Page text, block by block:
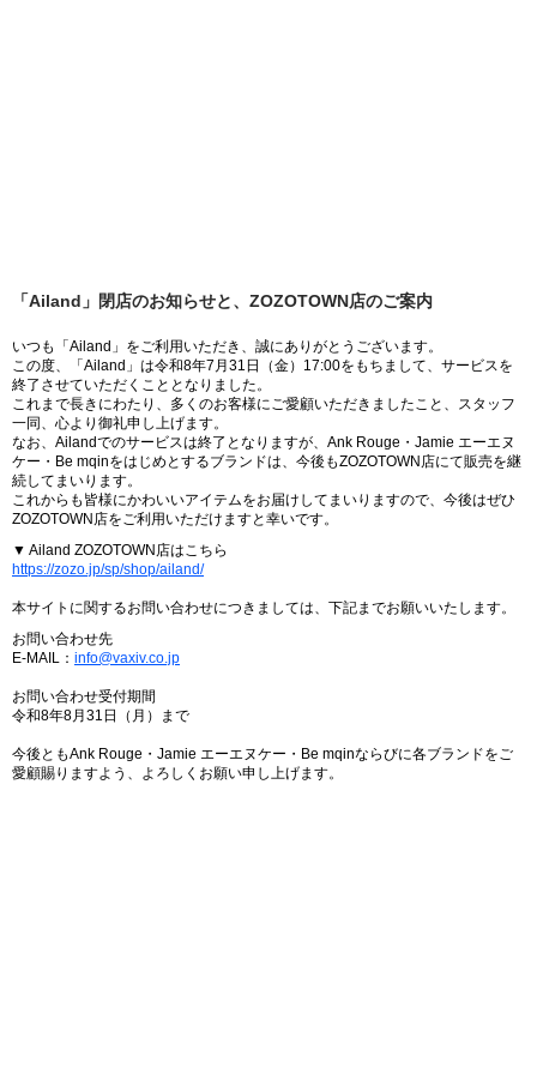
「Ailand」閉店のお知らせと、ZOZOTOWN店のご案内
いつも「Ailand」をご利用いただき、誠にありがとうございます。
この度、「Ailand」は令和8年7月31日（金）17:00をもちまして、サービスを
終了させていただくこととなりました。
これまで長きにわたり、多くのお客様にご愛顧いただきましたこと、スタッフ
一同、心より御礼申し上げます。
なお、Ailandでのサービスは終了となりますが、Ank Rouge・Jamie エーエヌ
ケー・Be mqinをはじめとするブランドは、今後もZOZOTOWN店にて販売を継
続してまいります。
これからも皆様にかわいいアイテムをお届けしてまいりますので、今後はぜひ
ZOZOTOWN店をご利用いただけますと幸いです。
▼ Ailand ZOZOTOWN店はこちら
https://zozo.jp/sp/shop/ailand/
本サイトに関するお問い合わせにつきましては、下記までお願いいたします。
お問い合わせ先
E-MAIL： info@vaxiv.co.jp
お問い合わせ受付期間
令和8年8月31日（月）まで
今後ともAnk Rouge・Jamie エーエヌケー・Be mqinならびに各ブランドをご
愛顧賜りますよう、よろしくお願い申し上げます。